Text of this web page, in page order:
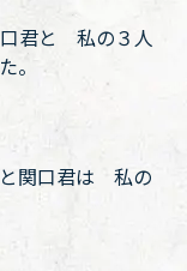
君と 私の３人
。
関口君は 私の